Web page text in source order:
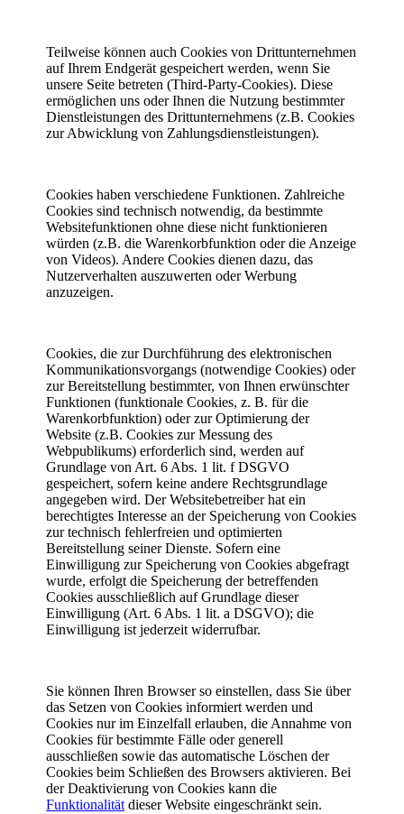
Teilweise können auch Cookies von Drittunternehmen
auf Ihrem Endgerät gespeichert werden, wenn Sie
unsere Seite betreten (Third-Party-Cookies). Diese
ermöglichen uns oder Ihnen die Nutzung bestimmter
Dienstleistungen des Drittunternehmens (z.B. Cookies
zur Abwicklung von Zahlungsdienstleistungen).
Cookies haben verschiedene Funktionen. Zahlreiche
Cookies sind technisch notwendig, da bestimmte
Websitefunktionen ohne diese nicht funktionieren
würden (z.B. die Warenkorbfunktion oder die Anzeige
von Videos). Andere Cookies dienen dazu, das
Nutzerverhalten auszuwerten oder Werbung
anzuzeigen.
Cookies, die zur Durchführung des elektronischen
Kommunikationsvorgangs (notwendige Cookies) oder
zur Bereitstellung bestimmter, von Ihnen erwünschter
Funktionen (funktionale Cookies, z. B. für die
Warenkorbfunktion) oder zur Optimierung der
Website (z.B. Cookies zur Messung des
Webpublikums) erforderlich sind, werden auf
Grundlage von Art. 6 Abs. 1 lit. f DSGVO
gespeichert, sofern keine andere Rechtsgrundlage
angegeben wird. Der Websitebetreiber hat ein
berechtigtes Interesse an der Speicherung von Cookies
zur technisch fehlerfreien und optimierten
Bereitstellung seiner Dienste. Sofern eine
Einwilligung zur Speicherung von Cookies abgefragt
wurde, erfolgt die Speicherung der betreffenden
Cookies ausschließlich auf Grundlage dieser
Einwilligung (Art. 6 Abs. 1 lit. a DSGVO); die
Einwilligung ist jederzeit widerrufbar.
Sie können Ihren Browser so einstellen, dass Sie über
das Setzen von Cookies informiert werden und
Cookies nur im Einzelfall erlauben, die Annahme von
Cookies für bestimmte Fälle oder generell
ausschließen sowie das automatische Löschen der
Cookies beim Schließen des Browsers aktivieren. Bei
der Deaktivierung von Cookies kann die
Funktionalität dieser Website eingeschränkt sein.